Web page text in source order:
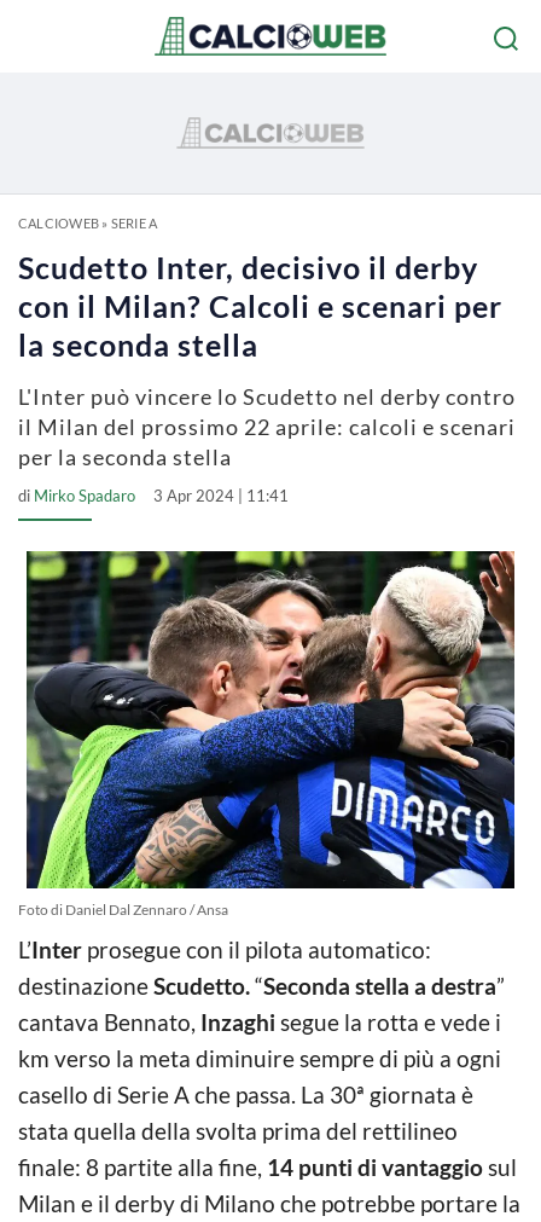
CALCIOWEB» SERIE A
Scudetto Inter, decisivo il derby
con il Milan? Calcoli e scenari per
la seconda stella
L'Inter può vincere lo Scudetto nel derby contro
il Milan del prossimo 22 aprile: calcoli e scenari
per la seconda stella
di Mirko Spadaro 3 Apr 2024 | 11:41
Foto di Daniel Dal Zennaro / Ansa
L’Inter prosegue con il pilota automatico:
destinazioneScudetto.“Seconda stella a destra”
cantava Bennato, Inzaghi segue la rotta e vede i
km verso la meta diminuire sempre di più a ogni
casello di Serie A che passa. La 30ª giornata è
stata quella della svolta prima del rettilineo
finale: 8 partite alla fine, 14 punti di vantaggiosul
Milan e il derby di Milano che potrebbe portare la